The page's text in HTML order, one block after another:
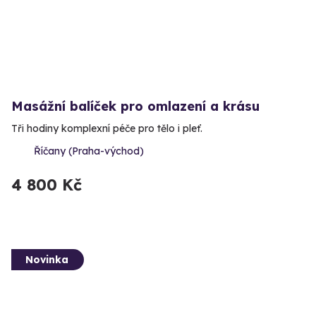
Masážní balíček pro omlazení a krásu
Tři hodiny komplexní péče pro tělo i pleť.
Říčany (Praha-východ)
4 800 Kč
Novinka